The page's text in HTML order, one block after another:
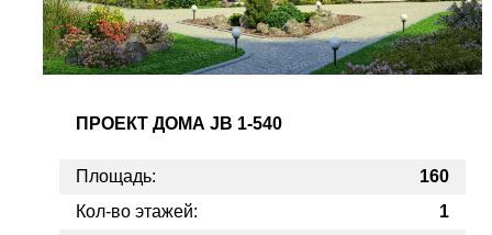
ПРОЕКТ ДОМА JB 1-540
Площадь:
160
Кол-во этажей:
1